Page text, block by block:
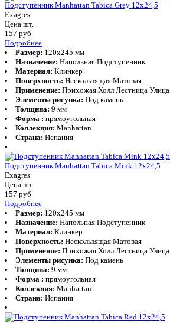
Подступенник Manhattan Tabica Grey 12x24,5
Exagres
Цена шт.
157 руб
Подробнее
Размер: 120x245 мм
Назначение: Напольная Подступенник
Материал: Клинкер
Поверхность: Нескользящая Матовая
Применение: Прихожая.Холл Лестница Улица
Элементы рисунка: Под камень
Толщина: 9 мм
Форма : прямоугольная
Коллекция: Manhattan
Страна: Испания
Подступенник Manhattan Tabica Mink 12x24,5
Exagres
Цена шт.
157 руб
Подробнее
Размер: 120x245 мм
Назначение: Напольная Подступенник
Материал: Клинкер
Поверхность: Нескользящая Матовая
Применение: Прихожая.Холл Лестница Улица
Элементы рисунка: Под камень
Толщина: 9 мм
Форма : прямоугольная
Коллекция: Manhattan
Страна: Испания